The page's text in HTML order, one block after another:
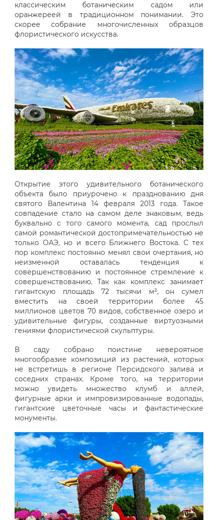
классическим ботаническим садом или
оранжереей в традиционном понимании. Это
скорее собрание многочисленных образцов
флористического искусства.
Открытие этого удивительного ботанического
объекта было приурочено к празднованию дня
святого Валентина 14 февраля 2013 года. Такое
совпадение стало на самом деле знаковым, ведь
буквально с того самого момента, сад прослыл
самой романтической достопримечательностью не
только ОАЭ, но и всего Ближнего Востока. С тех
пор комплекс постоянно менял свои очертания, но
неизменной оставалась тенденция к
совершенствованию и постоянное стремление к
совершенствованию. Так как комплекс занимает
гигантскую площадь 72 тысячи м², он сумел
вместить на своей территории более 45
миллионов цветов 70 видов, собственное озеро и
удивительные фигуры, созданные виртуозными
гениями флористической скульптуры.
В саду собрано поистине невероятное
многообразие композиций из растений, которых
не встретишь в регионе Персидского залива и
соседних странах. Кроме того, на территории
можно увидеть множество клумб и аллей,
фигурные арки и импровизированные водопады,
гигантские цветочные часы и фантастические
монументы.